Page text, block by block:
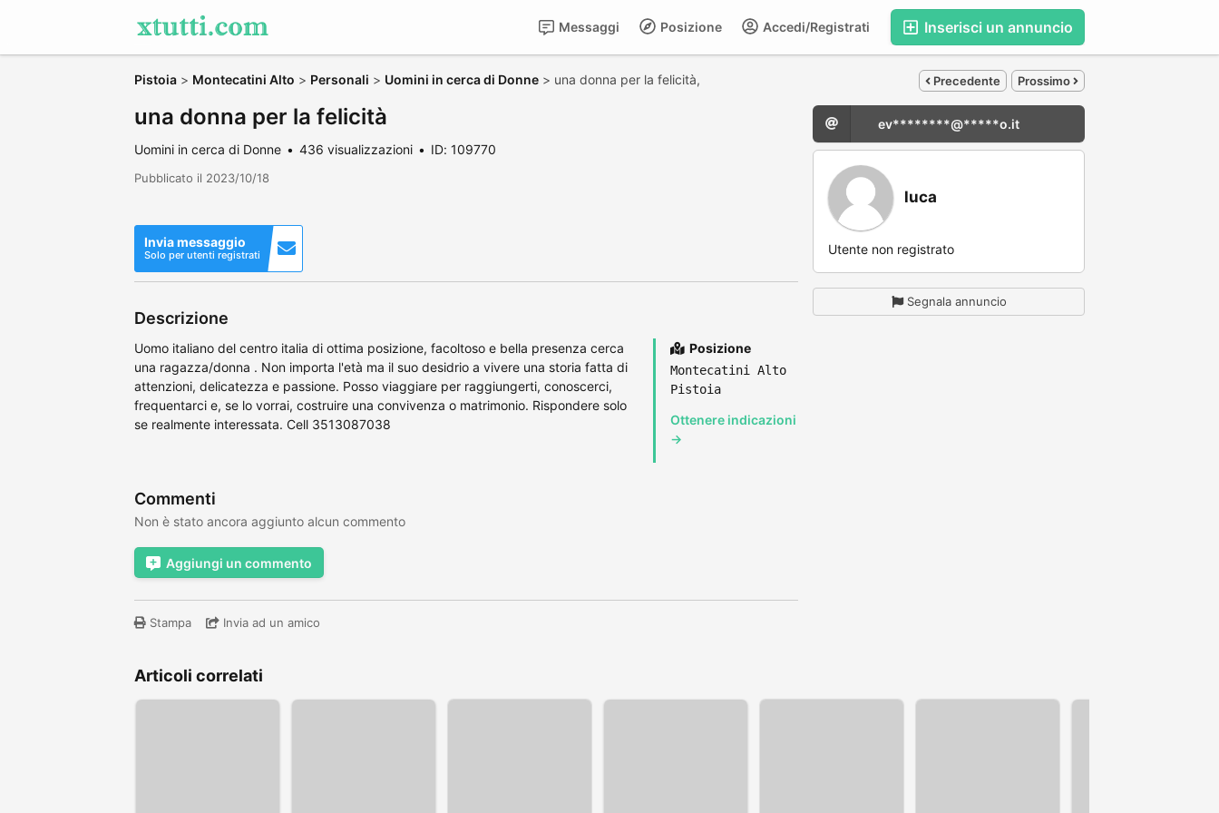
Inserisci un annuncio
Accedi/Registrati
Posizione
Messaggi
Pistoia > Montecatini Alto > Personali > Uomini in cerca di Donne > una donna per la felicità, Precedente Prossimo
una donna per la felicità
Uomini in cerca di Donne 436 visualizzazioni ID: 109770
Pubblicato il 2023/10/18
Invia messaggio
Solo per utenti registrati
Descrizione
Uomo italiano del centro italia di ottima posizione, facoltoso e bella presenza cerca
una ragazza/donna . Non importa l'età ma il suo desidrio a vivere una storia fatta di
attenzioni, delicatezza e passione. Posso viaggiare per raggiungerti, conoscerci,
frequentarci e, se lo vorrai, costruire una convivenza o matrimonio. Rispondere solo
se realmente interessata. Cell 3513087038
Posizione
Montecatini Alto
Pistoia
Ottenere indicazioni
→
Commenti
Non è stato ancora aggiunto alcun commento
Aggiungi un commento
Stampa Invia ad un amico
ev********@*****o.it
luca
Utente non registrato
Segnala annuncio
Articoli correlati